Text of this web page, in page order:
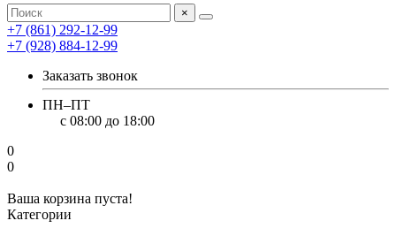
×
+7 (861) 292-12-99
+7 (928) 884-12-99
Заказать звонок
ПН–ПТ
с 08:00 до 18:00
0
0
Ваша корзина пуста!
Категории